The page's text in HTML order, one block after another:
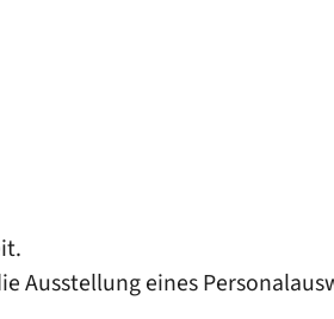
Ausstellung eines